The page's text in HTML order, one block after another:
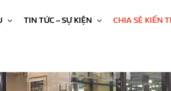
TIN TỨC – SỰ KIỆN CHIA SẺ KIẾN